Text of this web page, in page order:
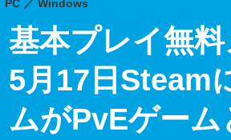
基本プレイ無
5月17日Steam
ムがPvEゲー
PC Windows